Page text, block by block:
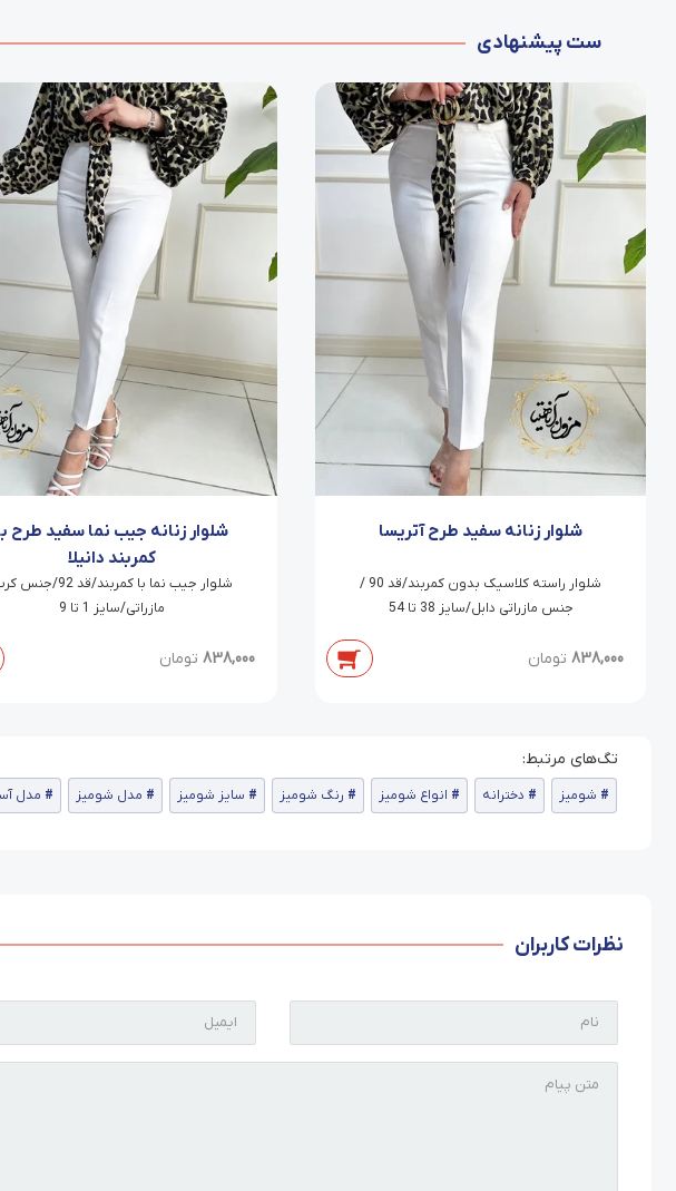
ست پیشنهادی
شلوار زنانه سفید طرح آتریسا
شلوار راسته کلاسیک بدون کمربند/قد 90 /
جنس مازراتی دابل/سایز 38 تا 54
838,000 تومان
شلوار زنانه جیب نما سفید طرح
کمربند دانیلا
شلوار جیب نما با کمربند/قد 92/
مازراتی/سایز 1 تا 9
838,000 تومان
شومیز دخترانه انواع شومیز رنگ شومیز سایز شومیز مدل شومیز مدل
نظرات کاربران